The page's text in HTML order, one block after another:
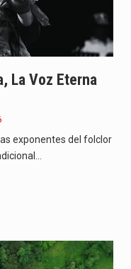
Las autoridades sanitarias de Francia y España mantienen bajo vigilancia…
La Voz Eterna
exponentes del folclor